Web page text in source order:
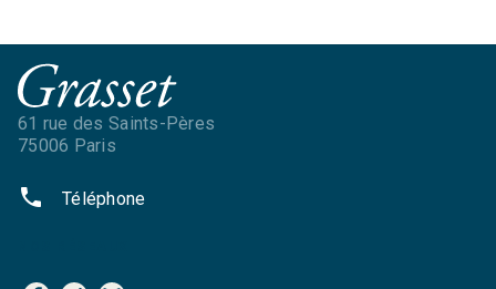
61 rue des Saints-Pères
75006 Paris
phone Téléphone